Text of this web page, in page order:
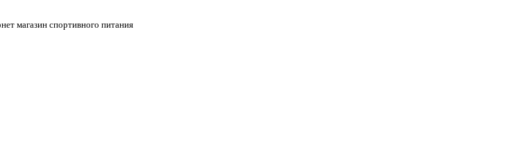
магазин спортивного питания